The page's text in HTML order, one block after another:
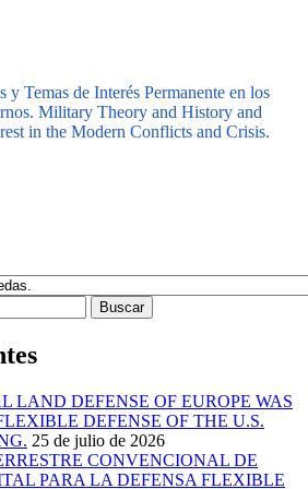
Temas de Interés Permanente en los
Military Theory and History and
in the Modern Conflicts and Crisis.
LAND DEFENSE OF EUROPE WAS
DEFENSE OF THE U.S.
25 de julio de 2026
CONVENCIONAL DE
PARA LA DEFENSA FLEXIBLE